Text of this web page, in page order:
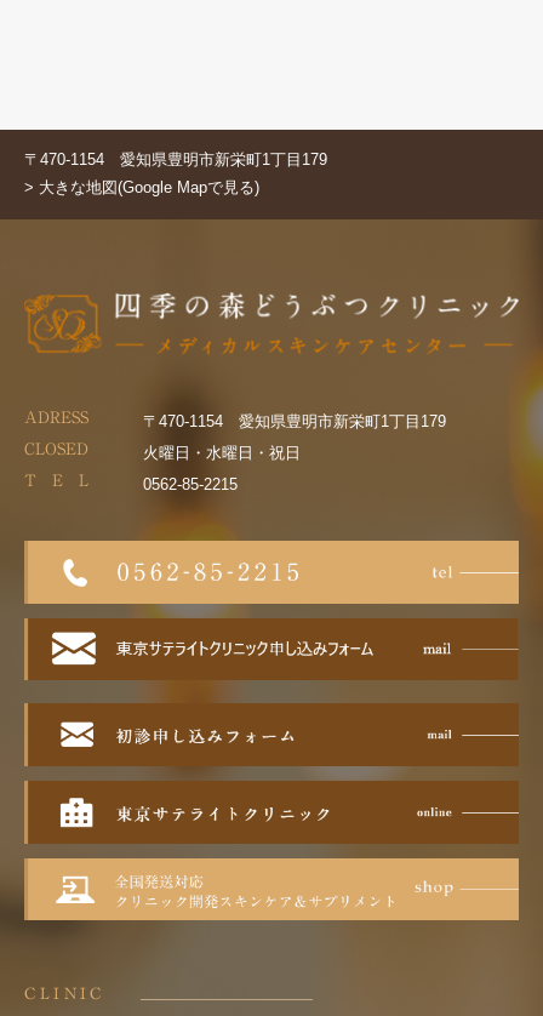
〒470-1154 愛知県豊明市新栄町1丁目179
> 大きな地図(Google Mapで見る)
ADRESS 〒470-1154 愛知県豊明市新栄町1丁目179
CLOSED 火曜日・水曜日・祝日
T E L 0562-85-2215
CLINIC